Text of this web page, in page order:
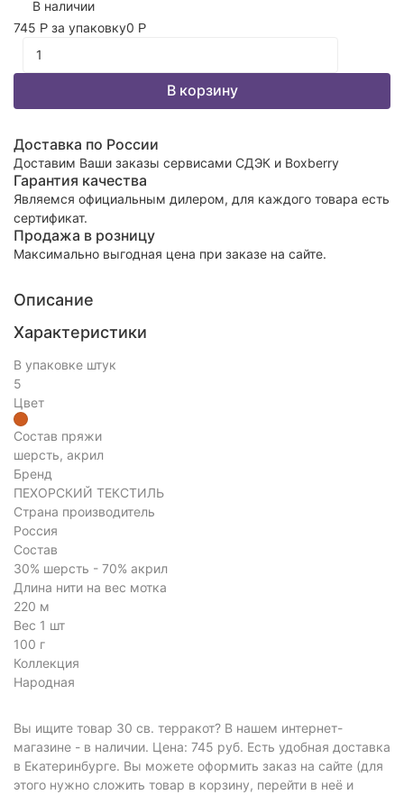
В наличии
745 Р за упаковку0 Р
В корзину
Доставка по России
Доставим Ваши заказы сервисами СДЭК и Boxberry
Гарантия качества
Являемся официальным дилером, для каждого товара есть
сертификат.
Продажа в розницу
Максимально выгодная цена при заказе на сайте.
Описание
Характеристики
В упаковке штук
5
Цвет
Состав пряжи
шерсть, акрил
Бренд
ПЕХОРСКИЙ ТЕКСТИЛЬ
Страна производитель
Россия
Состав
30% шерсть - 70% акрил
Длина нити на вес мотка
220 м
Вес 1 шт
100 г
Коллекция
Народная
Вы ищите товар 30 св. терракот? В нашем интернет-
магазине - в наличии. Цена: 745 руб. Есть удобная доставка
в Екатеринбурге. Вы можете оформить заказ на сайте (для
этого нужно сложить товар в корзину, перейти в неё и